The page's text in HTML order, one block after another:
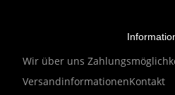
Wir über uns
VersandinformationenKontakt